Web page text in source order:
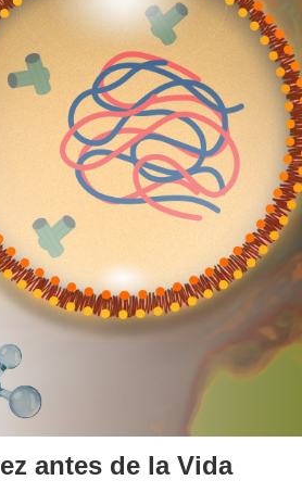
antes de la Vida